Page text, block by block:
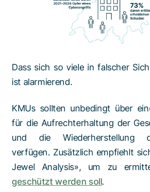
Dass sich so viele in falscher
ist alarmierend.
KMUs sollten unbedingt über
für die Aufrechterhaltung der
und die Wiederherstellung
verfügen. Zusätzlich empfiehlt
Jewel Analysis», um zu
geschützt werden soll.